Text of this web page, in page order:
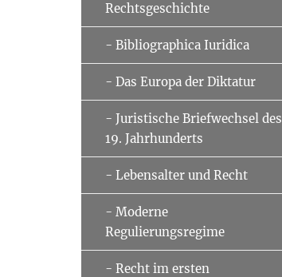
Rechtsgeschichte
- Bibliographica Iuridica
- Das Europa der Diktatur
- Juristische Briefwechsel des
19. Jahrhunderts
- Lebensalter und Recht
- Moderne
Regulierungsregime
- Recht im ersten